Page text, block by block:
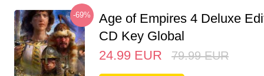
-69%
Age of Empires 4 Deluxe
CD Key Global
24.99 EUR 79.99 EUR